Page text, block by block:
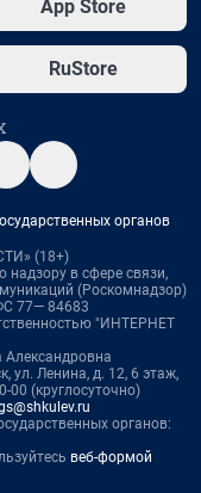
App Store
RuStore
органов
(18+)
надзору в сфере связи,
(Роскомнадзор)
77— 84683
"ИНТЕРНЕТ
Александровна
ул. Ленина, д. 12, 6 этаж,
00 (круглосуточно)
органов:
веб-формой